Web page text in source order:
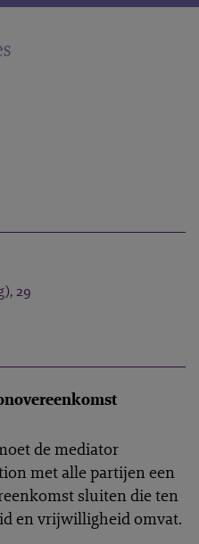
29
de mediator
met alle partijen een
sluiten die ten
en vrijwilligheid omvat.